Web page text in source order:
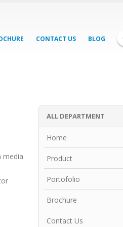
CONTACT US BLOG
media
ALL DEPARTMENT
Home
Product
Portofolio
Brochure
Contact Us